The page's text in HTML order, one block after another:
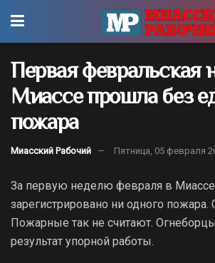
Первая февральская
Миассе прошла без
пожара
Миасский Рабочий Пятница, 05 февраля
За первую неделю февраля в
зарегистрировано ни одного пожара.
Пожарные так не считают.
результат упорной работы.